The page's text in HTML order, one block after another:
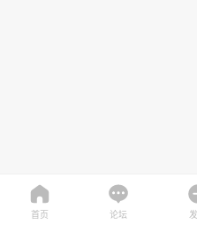
首页 论坛